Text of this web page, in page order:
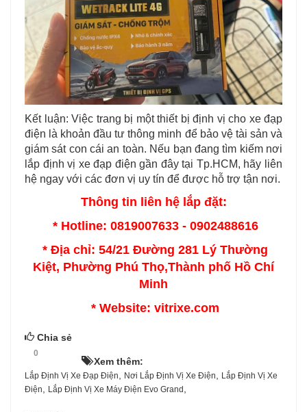
Kết luận: Việc trang bị một thiết bị định vị cho xe đạp
điện là khoản đầu tư thông minh để bảo vệ tài sản và
giám sát con cái an toàn. Nếu bạn đang tìm kiếm nơi
lắp định vị xe đạp điện gần đây tại Tp.HCM, hãy liên
hệ ngay với các đơn vị uy tín để được hỗ trợ tận nơi.
Thông tin liên hệ lắp đặt:
* Hotline: 0819007633 - 0902488616
* Địa chỉ: 54/21 Đường 281 Lý Thường
Kiệt, Phường Phú Thọ,Thành phố Hồ Chí
Minh
* Website: vitrixe.com
Chia sẻ
0
Xem thêm:
Lắp Định Vị Xe Đạp Điện Nơi Lắp Định Vị Xe Điện
Lắp Định Vị Xe
Điện
Lắp Định Vị Xe Máy Điện Evo Grand